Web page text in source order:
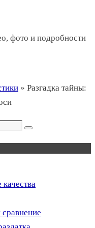
фото и подробности
» Разгадка тайны:
Поиск